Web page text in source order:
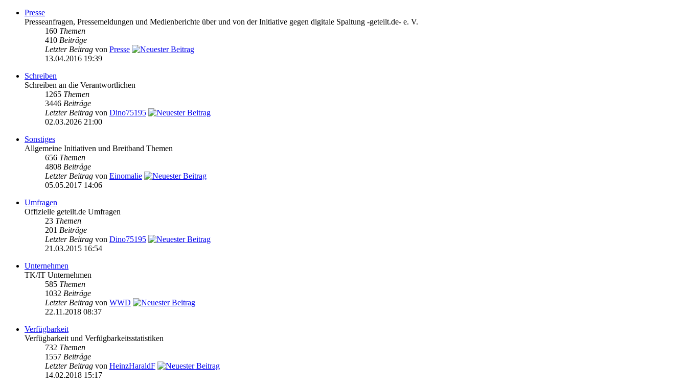
Presse
Presseanfragen, Pressemeldungen und Medienberichte über und von der Initiative gegen digitale Spaltung -geteilt.de- e. V.
160 Themen
410 Beiträge
Letzter Beitrag von Presse
13.04.2016 19:39
Schreiben
Schreiben an die Verantwortlichen
1265 Themen
3446 Beiträge
Letzter Beitrag von Dino75195
02.03.2026 21:00
Sonstiges
Allgemeine Initiativen und Breitband Themen
656 Themen
4808 Beiträge
Letzter Beitrag von Einomalie
05.05.2017 14:06
Umfragen
Offizielle geteilt.de Umfragen
23 Themen
201 Beiträge
Letzter Beitrag von Dino75195
21.03.2015 16:54
Unternehmen
TK/IT Unternehmen
585 Themen
1032 Beiträge
Letzter Beitrag von WWD
22.11.2018 08:37
Verfügbarkeit
Verfügbarkeit und Verfügbarkeitsstatistiken
732 Themen
1557 Beiträge
Letzter Beitrag von HeinzHaraldF
14.02.2018 15:17